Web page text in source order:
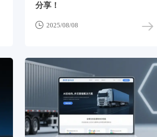
分享！
 2025/08/08